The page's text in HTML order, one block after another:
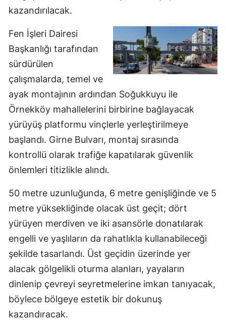
kazandırılacak.
Fen İşleri Dairesi
Başkanlığı tarafından
sürdürülen
çalışmalarda, temel ve
ayak montajının ardından Soğukkuyu ile
Örnekköy mahallelerini birbirine bağlayacak
yürüyüş platformu vinçlerle yerleştirilmeye
başlandı. Girne Bulvarı, montaj sırasında
kontrollü olarak trafiğe kapatılarak güvenlik
önlemleri titizlikle alındı.
50 metre uzunluğunda, 6 metre genişliğinde ve 5
metre yüksekliğinde olacak üst geçit; dört
yürüyen merdiven ve iki asansörle donatılarak
engelli ve yaşlıların da rahatlıkla kullanabileceği
şekilde tasarlandı. Üst geçidin üzerinde yer
alacak gölgelikli oturma alanları, yayaların
dinlenip çevreyi seyretmelerine imkan tanıyacak,
böylece bölgeye estetik bir dokunuş
kazandıracak.